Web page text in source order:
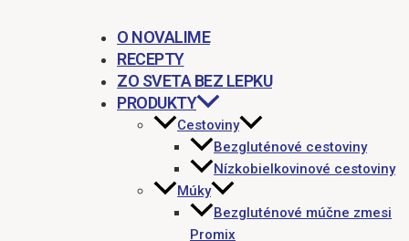
O NOVALIME
RECEPTY
ZO SVETA BEZ LEPKU
PRODUKTY
Cestoviny
Bezgluténové cestoviny
Nízkobielkovinové cestoviny
Múky
Bezgluténové múčne zmesi
Promix